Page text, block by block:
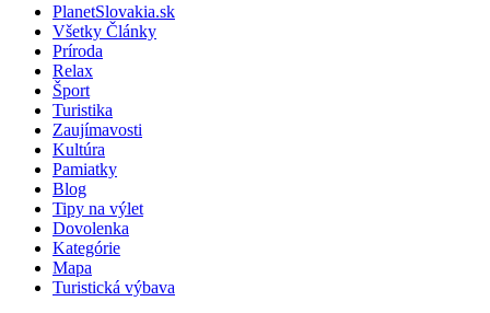
PlanetSlovakia.sk
Všetky Články
Príroda
Relax
Šport
Turistika
Zaujímavosti
Kultúra
Pamiatky
Blog
Tipy na výlet
Dovolenka
Kategórie
Mapa
Turistická výbava